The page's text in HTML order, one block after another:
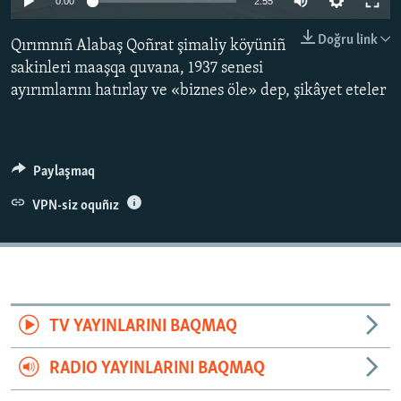
Українською
RFE/RS bütün saytları
Doğru link
Qırımnıñ Alabaş Qoñrat şimaliy köyüniñ
sakinleri maaşqa quvana, 1937 senesi
ayırımlarını hatırlay ve «biznes öle» dep, şikâyet eteler
Paylaşmaq
VPN-siz oquñız
TV YAYINLARINI BAQMAQ
RADIO YAYINLARINI BAQMAQ